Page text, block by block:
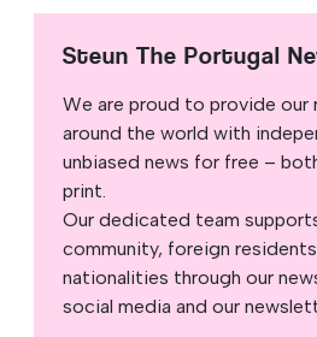
Steun The Portugal
We are proud to provide our
around the world with
unbiased news for free –
print.
Our dedicated team
community, foreign
nationalities through our
social media and our